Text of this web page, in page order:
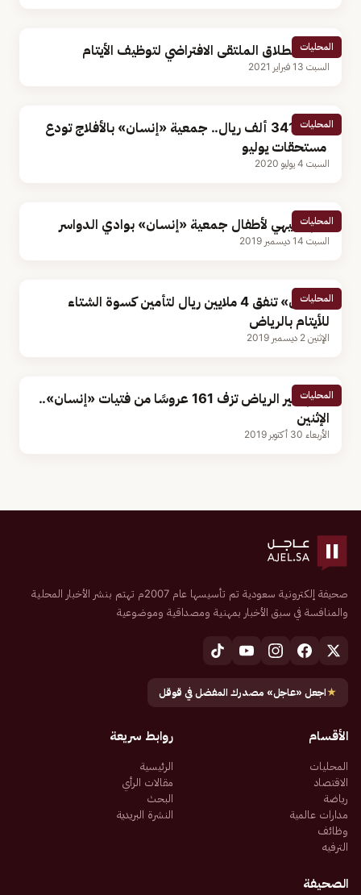
المحليات
غدًا.. انطلاق الملتقى الافتراضي لتوظيف الأيتام
السبت 13 فبراير 2021
المحليات
مستحقات يوليو
السبت 4 يوليو 2020
المحليات
يوم ترفيهي لأطفال جمعية «إنسان» بوادي الدواسر
السبت 14 ديسمبر 2019
المحليات
«إنسان» تنفق 4 ملايين ريال لتأمين كسوة الشتاء
للأيتام بالرياض
الإثنين 2 ديسمبر 2019
المحليات
حرم أمير الرياض تزف 161 عروسًا من فتيات «إنسان»..
الإثنين
الأربعاء 30 أكتوبر 2019
صحيفة إلكترونية سعودية تم تأسيسها عام 2007م تهتم بنشر الأخبار المحلية
والمنافسة في سبق الأخبار بمهنية ومصداقية وموضوعية
★اجعل «عاجل» مصدرك المفضل في قوقل
الأقسام
المحليات
الاقتصاد
رياضة
مدارات عالمية
وظائف
الترفيه
روابط سريعة
الرئيسية
مقالات الرأي
البحث
النشرة البريدية
الصحيفة